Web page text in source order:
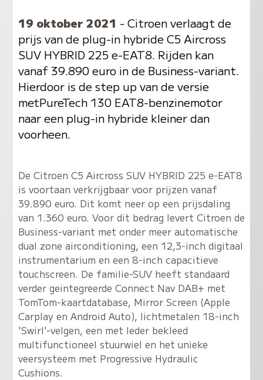
19 oktober 2021 - Citroen verlaagt de
prijs van de plug-in hybride C5 Aircross
SUV HYBRID 225 e-EAT8. Rijden kan
vanaf 39.890 euro in de Business-variant.
Hierdoor is de step up van de versie
metPureTech 130 EAT8-benzinemotor
naar een plug-in hybride kleiner dan
voorheen.
De Citroen C5 Aircross SUV HYBRID 225 e-EAT8
is voortaan verkrijgbaar voor prijzen vanaf
39.890 euro. Dit komt neer op een prijsdaling
van 1.360 euro. Voor dit bedrag levert Citroen de
Business-variant met onder meer automatische
dual zone airconditioning, een 12,3-inch digitaal
instrumentarium en een 8-inch capacitieve
touchscreen. De familie-SUV heeft standaard
verder geintegreerde Connect Nav DAB+ met
TomTom-kaartdatabase, Mirror Screen (Apple
Carplay en Android Auto), lichtmetalen 18-inch
'Swirl'-velgen, een met leder bekleed
multifunctioneel stuurwiel en het unieke
veersysteem met Progressive Hydraulic
Cushions.